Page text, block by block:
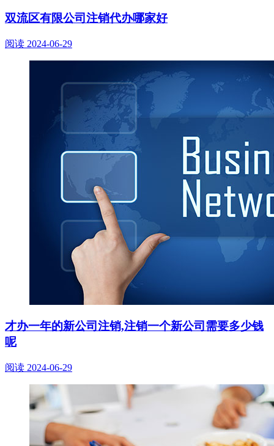
双流区有限公司注销代办哪家好
阅读 2024-06-29
才办一年的新公司注销,注销一个新公司需要多少钱
呢
阅读 2024-06-29